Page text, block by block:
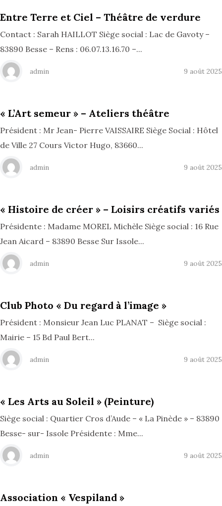
Entre Terre et Ciel – Théâtre de verdure
Contact : Sarah HAILLOT Siège social : Lac de Gavoty –
83890 Besse – Rens : 06.07.13.16.70 –...
admin 9 août 2025
« L’Art semeur » – Ateliers théâtre
Président : Mr Jean- Pierre VAISSAIRE Siège Social : Hôtel
de Ville 27 Cours Victor Hugo, 83660...
admin 9 août 2025
« Histoire de créer » – Loisirs créatifs variés
Présidente : Madame MOREL Michèle Siège social : 16 Rue
Jean Aicard – 83890 Besse Sur Issole...
admin 9 août 2025
Club Photo « Du regard à l’image »
Président : Monsieur Jean Luc PLANAT – Siège social :
Mairie – 15 Bd Paul Bert...
admin 9 août 2025
« Les Arts au Soleil » (Peinture)
Siège social : Quartier Cros d’Aude – « La Pinède » – 83890
Besse- sur- Issole Présidente : Mme...
admin 9 août 2025
Association « Vespiland »